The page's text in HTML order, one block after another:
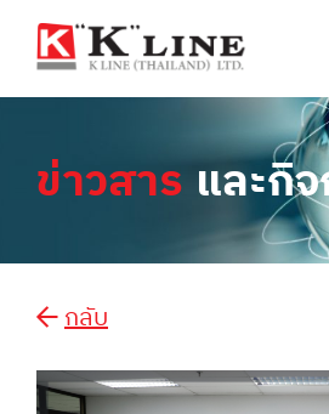
ข่าวสาร และกิ
กลับ